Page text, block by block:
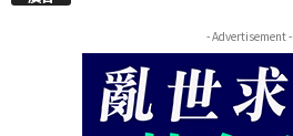
- Advertisement -